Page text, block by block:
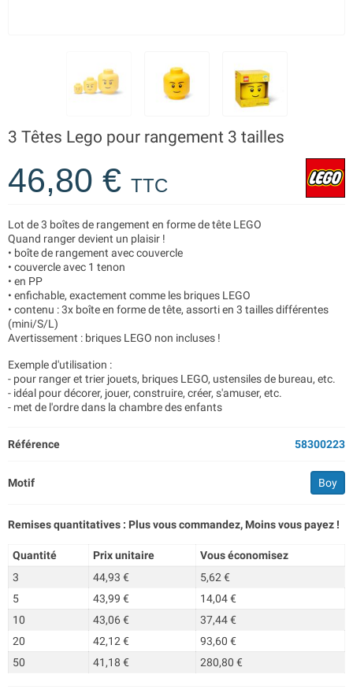
3 Têtes Lego pour rangement 3 tailles
46,80 € TTC
Lot de 3 boîtes de rangement en forme de tête LEGO
Quand ranger devient un plaisir !
• boîte de rangement avec couvercle
• couvercle avec 1 tenon
• en PP
• enfichable, exactement comme les briques LEGO
• contenu : 3x boîte en forme de tête, assorti en 3 tailles différentes
(mini/S/L)
Avertissement : briques LEGO non incluses !
Exemple d'utilisation :
- pour ranger et trier jouets, briques LEGO, ustensiles de bureau, etc.
- idéal pour décorer, jouer, construire, créer, s'amuser, etc.
- met de l'ordre dans la chambre des enfants
Référence 58300223
Motif Boy
Remises quantitatives : Plus vous commandez, Moins vous payez !
Quantité Prix unitaire
Vous économisez
3
44,93 €
5,62 €
5
43,99 €
14,04 €
10
43,06 €
37,44 €
20
42,12 €
93,60 €
50
41,18 € 280,80 €